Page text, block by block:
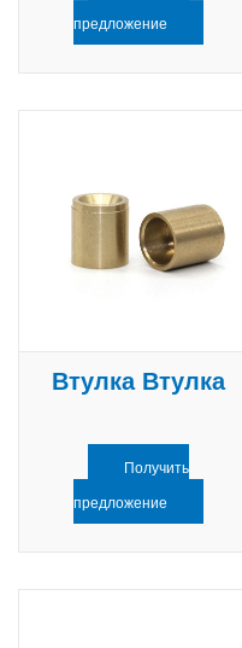
предложение
Втулка Втулка
Получить
предложение